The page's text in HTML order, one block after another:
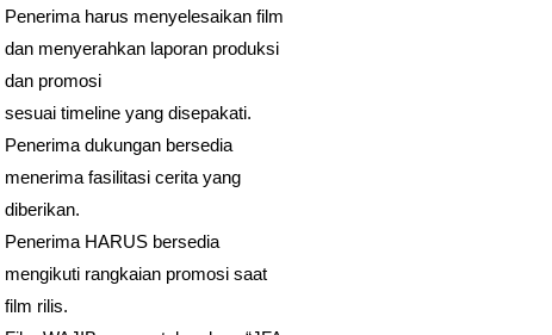
Penerima harus menyelesaikan film
dan menyerahkan laporan produksi
dan promosi
sesuai timeline yang disepakati.
Penerima dukungan bersedia
menerima fasilitasi cerita yang
diberikan.
Penerima HARUS bersedia
mengikuti rangkaian promosi saat
film rilis.